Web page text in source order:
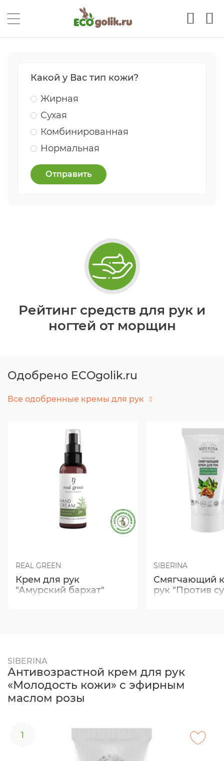
Какой у Вас тип кожи?
Жирная
Сухая
Комбинированная
Нормальная
Отправить
Рейтинг средств для рук и
ногтей от морщин
Одобрено ECOgolik.ru
Все одобренные кремы для рук
REAL GREEN
Крем для рук
"Амурский бархат"
SIBERINA
Смягчающий
рук "Против
SIBERINA
Антивозрастной крем для рук
«Молодость кожи» с эфирным
маслом розы
1